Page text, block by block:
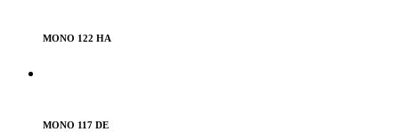
MONO 122 HA
MONO 117 DE